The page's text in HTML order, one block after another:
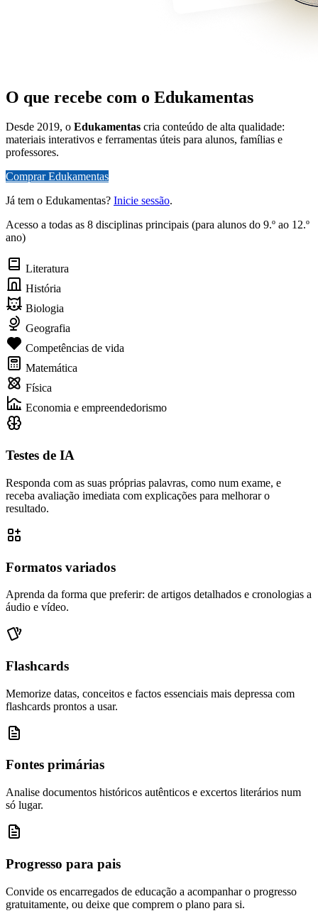
O que recebe com o Edukamentas
Desde 2019, o Edukamentas cria conteúdo de alta qualidade:
materiais interativos e ferramentas úteis para alunos, famílias e
professores.
Comprar Edukamentas
Já tem o Edukamentas? Inicie sessão.
Acesso a todas as 8 disciplinas principais (para alunos do 9.º ao 12.º
ano)
Literatura
História
Biologia
Geografia
Competências de vida
Matemática
Física
Economia e empreendedorismo
Testes de IA
Responda com as suas próprias palavras, como num exame, e
receba avaliação imediata com explicações para melhorar o
resultado.
Formatos variados
Aprenda da forma que preferir: de artigos detalhados e cronologias a
áudio e vídeo.
Flashcards
Memorize datas, conceitos e factos essenciais mais depressa com
flashcards prontos a usar.
Fontes primárias
Analise documentos históricos autênticos e excertos literários num
só lugar.
Progresso para pais
Convide os encarregados de educação a acompanhar o progresso
gratuitamente, ou deixe que comprem o plano para si.